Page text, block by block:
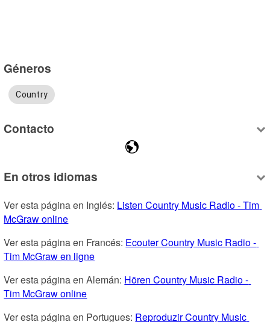
Géneros
Country
Contacto
En otros idiomas
Ver esta página en Inglés: Listen Country Music Radio - Tim
McGraw online
Ver esta página en Francés: Ecouter Country Music Radio -
Tim McGraw en ligne
Ver esta página en Alemán: Hören Country Music Radio -
Tim McGraw online
Ver esta página en Portugues: Reproduzir Country Music